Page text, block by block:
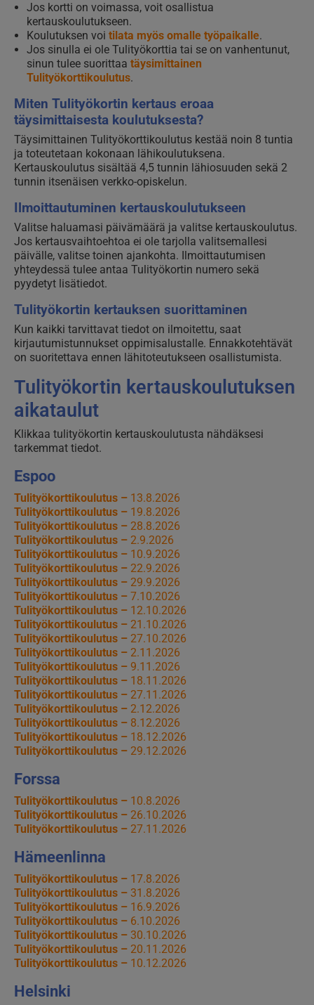
Jos kortti on voimassa, voit osallistua
kertauskoulutukseen.
Koulutuksen voi tilata myös omalle työpaikalle.
Jos sinulla ei ole Tulityökorttia tai se on vanhentunut,
sinun tulee suorittaa täysimittainen
Tulityökorttikoulutus.
Miten Tulityökortin kertaus eroaa
täysimittaisesta koulutuksesta?
Täysimittainen Tulityökorttikoulutus kestää noin 8 tuntia
ja toteutetaan kokonaan lähikoulutuksena.
Kertauskoulutus sisältää 4,5 tunnin lähiosuuden sekä 2
tunnin itsenäisen verkko-opiskelun.
Ilmoittautuminen kertauskoulutukseen
Valitse haluamasi päivämäärä ja valitse kertauskoulutus.
Jos kertausvaihtoehtoa ei ole tarjolla valitsemallesi
päivälle, valitse toinen ajankohta. Ilmoittautumisen
yhteydessä tulee antaa Tulityökortin numero sekä
pyydetyt lisätiedot.
Tulityökortin kertauksen suorittaminen
Kun kaikki tarvittavat tiedot on ilmoitettu, saat
kirjautumistunnukset oppimisalustalle. Ennakkotehtävät
on suoritettava ennen lähitoteutukseen osallistumista.
Tulityökortin kertauskoulutuksen
aikataulut
Klikkaa tulityökortin kertauskoulutusta nähdäksesi
tarkemmat tiedot.
Espoo
Tulityökorttikoulutus – 13.8.2026
Tulityökorttikoulutus – 19.8.2026
Tulityökorttikoulutus – 28.8.2026
Tulityökorttikoulutus – 2.9.2026
Tulityökorttikoulutus – 10.9.2026
Tulityökorttikoulutus – 22.9.2026
Tulityökorttikoulutus – 29.9.2026
Tulityökorttikoulutus – 7.10.2026
Tulityökorttikoulutus – 12.10.2026
Tulityökorttikoulutus – 21.10.2026
Tulityökorttikoulutus – 27.10.2026
Tulityökorttikoulutus – 2.11.2026
Tulityökorttikoulutus – 9.11.2026
Tulityökorttikoulutus – 18.11.2026
Tulityökorttikoulutus – 27.11.2026
Tulityökorttikoulutus – 2.12.2026
Tulityökorttikoulutus – 8.12.2026
Tulityökorttikoulutus – 18.12.2026
Tulityökorttikoulutus – 29.12.2026
Forssa
Tulityökorttikoulutus – 10.8.2026
Tulityökorttikoulutus – 26.10.2026
Tulityökorttikoulutus – 27.11.2026
Hämeenlinna
Tulityökorttikoulutus – 17.8.2026
Tulityökorttikoulutus – 31.8.2026
Tulityökorttikoulutus – 16.9.2026
Tulityökorttikoulutus – 6.10.2026
Tulityökorttikoulutus – 30.10.2026
Tulityökorttikoulutus – 20.11.2026
Tulityökorttikoulutus – 10.12.2026
Helsinki